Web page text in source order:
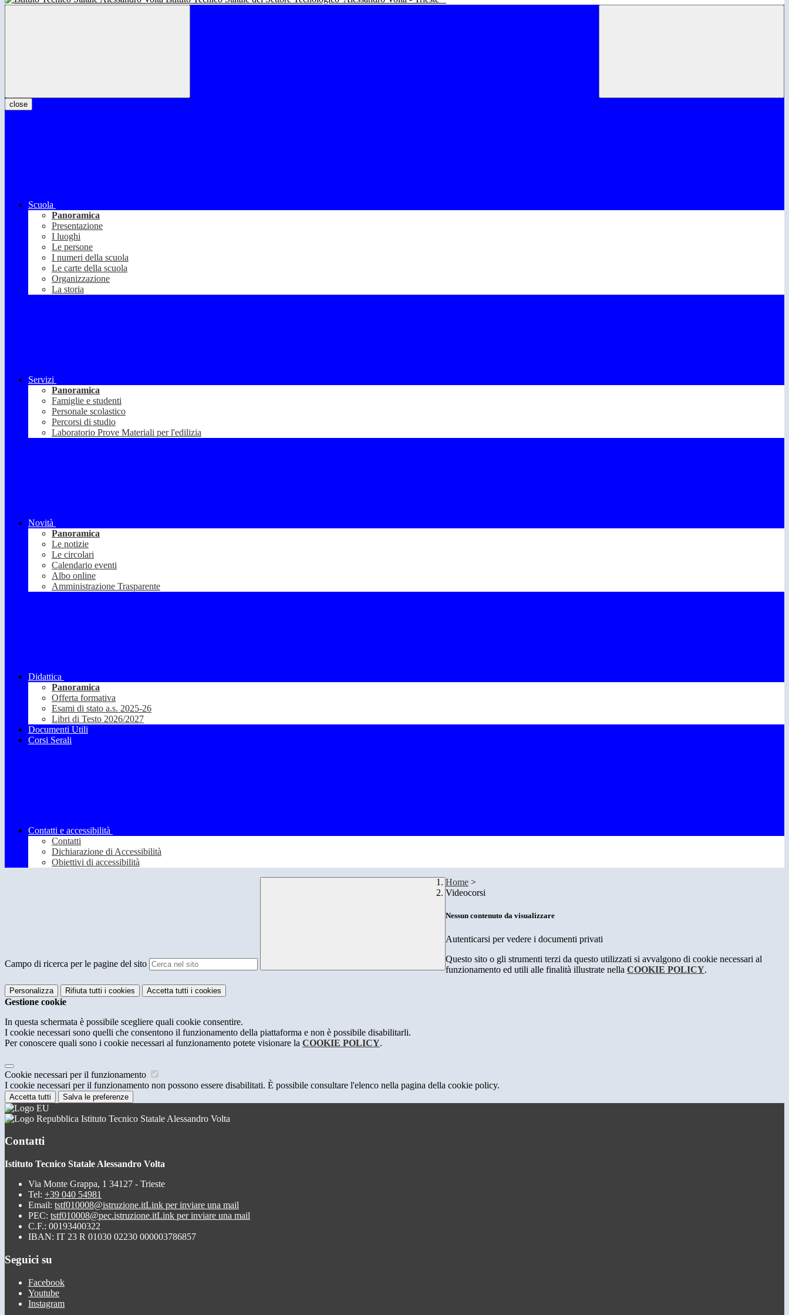
close
Scuola
Panoramica
Presentazione
I luoghi
Le persone
I numeri della scuola
Le carte della scuola
Organizzazione
La storia
Servizi
Panoramica
Famiglie e studenti
Personale scolastico
Percorsi di studio
Laboratorio Prove Materiali per l'edilizia
Novità
Panoramica
Le notizie
Le circolari
Calendario eventi
Albo online
Amministrazione Trasparente
Didattica
Panoramica
Offerta formativa
Esami di stato a.s. 2025-26
Libri di Testo 2026/2027
Documenti Utili
Corsi Serali
Contatti e accessibilità
Contatti
Dichiarazione di Accessibilità
Obiettivi di accessibilità
Campo di ricerca per le pagine del sito
Home >
Videocorsi
Nessun contenuto da visualizzare
Autenticarsi per vedere i documenti privati
Questo sito o gli strumenti terzi da questo utilizzati si avvalgono di cookie necessari al
funzionamento ed utili alle finalità illustrate nella COOKIE POLICY.
Personalizza Rifiuta tutti i cookies Accetta tutti i cookies
Gestione cookie
In questa schermata è possibile scegliere quali cookie consentire.
I cookie necessari sono quelli che consentono il funzionamento della piattaforma e non è possibile disabilitarli.
Per conoscere quali sono i cookie necessari al funzionamento potete visionare la COOKIE POLICY.
Cookie necessari per il funzionamento
I cookie necessari per il funzionamento non possono essere disabilitati. È possibile consultare l'elenco nella pagina della cookie policy.
Accetta tutti Salva le preferenze
Istituto Tecnico Statale Alessandro Volta
Contatti
Istituto Tecnico Statale Alessandro Volta
Via Monte Grappa, 1 34127 - Trieste
Tel: +39 040 54981
Email: tstf010008@istruzione.itLink per inviare una mail
PEC: tstf010008@pec.istruzione.itLink per inviare una mail
C.F.: 00193400322
IBAN: IT 23 R 01030 02230 000003786857
Seguici su
Facebook
Youtube
Instagram